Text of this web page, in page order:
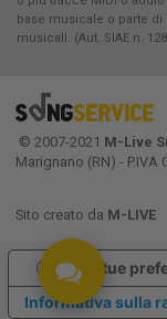
base musicale o parte
musicali. (Aut. SIAE n.
© 2007-2021 M-Live
Marignano (RN) - P.IVA
Sito creato da M-LIVE
Informativa sulla
Le tue